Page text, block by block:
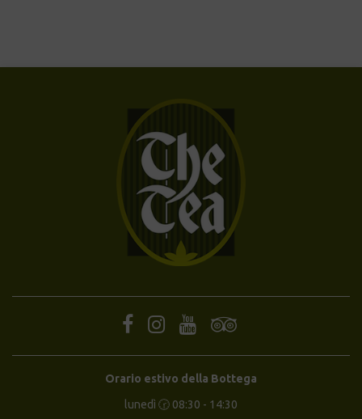
Orario estivo della Bottega
lunedì 🕝 08:30 - 14:30